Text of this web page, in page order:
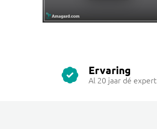
Ervaring
Al 20 jaar dé expert